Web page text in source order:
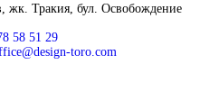
жк. Тракия, бул. Освобождение
58 51 29
toro.com